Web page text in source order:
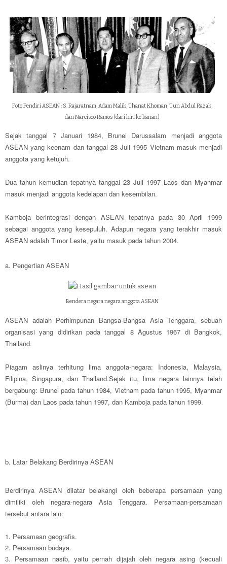
Foto Pendiri ASEAN : S. Rajaratnam, Adam Malik, Thanat Khoman, Tun Abdul Razak,
dan Narcisco Ramos (dari kiri ke kanan)
Sejak tanggal 7 Januari 1984, Brunei Darussalam menjadi anggota
ASEAN yang keenam dan tanggal 28 Juli 1995 Vietnam masuk menjadi
anggota yang ketujuh.
Dua tahun kemudian tepatnya tanggal 23 Juli 1997 Laos dan Myanmar
masuk menjadi anggota kedelapan dan kesembilan.
Kamboja berintegrasi dengan ASEAN tepatnya pada 30 April 1999
sebagai anggota yang kesepuluh. Adapun negara yang terakhir masuk
ASEAN adalah Timor Leste, yaitu masuk pada tahun 2004.
a. Pengertian ASEAN
Bendera negara negara anggota ASEAN
ASEAN adalah Perhimpunan Bangsa-Bangsa Asia Tenggara, sebuah
organisasi yang didirikan pada tanggal 8 Agustus 1967 di Bangkok,
Thailand.
Piagam aslinya terhitung lima anggota-negara: Indonesia, Malaysia,
Filipina, Singapura, dan Thailand.Sejak itu, lima negara lainnya telah
bergabung: Brunei pada tahun 1984, Vietnam pada tahun 1995, Myanmar
(Burma) dan Laos pada tahun 1997, dan Kamboja pada tahun 1999.
b. Latar Belakang Berdirinya ASEAN
Berdirinya ASEAN dilatar belakangi oleh beberapa persamaan yang
dimiliki oleh negara-negara Asia Tenggara. Persamaan-persamaan
tersebut antara lain:
1. Persamaan geografis.
2. Persamaan budaya.
3. Persamaan nasib, yaitu pernah dijajah oleh negara asing (kecuali